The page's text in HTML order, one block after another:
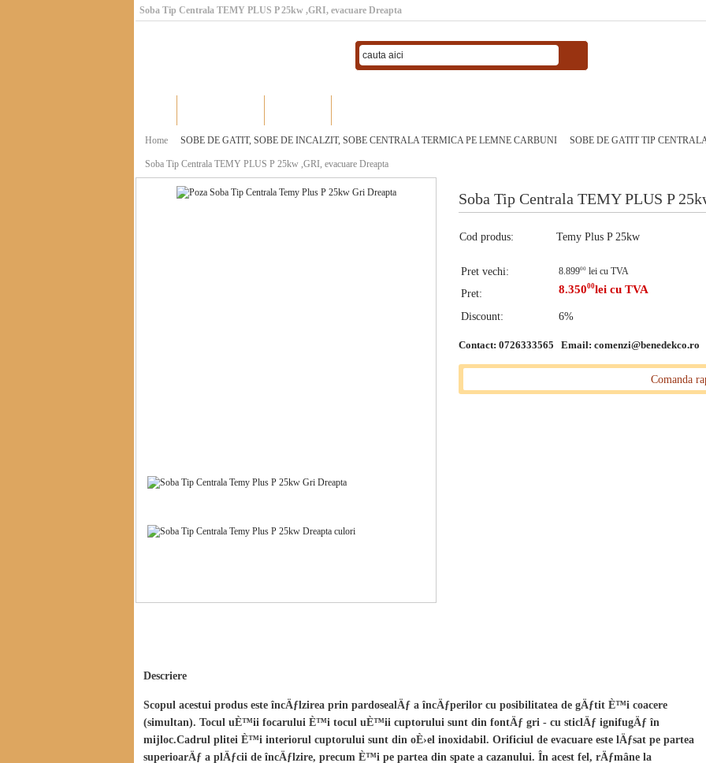
Soba Tip Centrala TEMY PLUS P 25kw ,GRI, evacuare Dreapta
Home SOBE DE GATIT, SOBE DE INCALZIT, SOBE CENTRALA TERMICA PE LEMNE CARBUNI SOBE DE GATIT TIP
Soba Tip Centrala TEMY PLUS P 25kw ,GRI, evacuare Dreapta
Soba Tip Centrala TEMY PLUS P
Cod produs: Temy Plus P 25kw
Pret vechi: 8.89900 lei cu TVA
Pret: 8.35000lei cu TVA
Discount: 6%
Contact: 0726333565 Email: comenzi@benedekco.ro
Comanda
Descriere
Scopul acestui produs este încÄƒlzirea prin pardosealÄƒ a încÄƒperilor cu posibilitatea de gÄƒtit È™i coacere
(simultan). Tocul uÈ™ii focarului È™i tocul uÈ™ii cuptorului sunt din fontÄƒ gri - cu sticlÄƒ ignifugÄƒ în
mijloc.Cadrul plitei È™i interiorul cuptorului sunt din oÈ›el inoxidabil. Orificiul de evacuare este lÄƒsat pe partea
superioarÄƒ a plÄƒcii de încÄƒlzire, precum È™i pe partea din spate a cazanului. În acest fel, rÄƒmâne la